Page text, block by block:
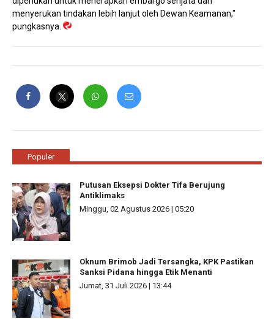
menyerukan tindakan lebih lanjut oleh Dewan Keamanan,"
pungkasnya.
Populer
Putusan Eksepsi Dokter Tifa Berujung
Antiklimaks
Minggu, 02 Agustus 2026 | 05:20
Oknum Brimob Jadi Tersangka, KPK Pastikan
Sanksi Pidana hingga Etik Menanti
Jumat, 31 Juli 2026 | 13:44